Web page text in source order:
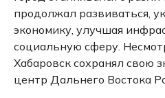
продолжал развиваться,
экономику, улучшая
социальную сферу.
Хабаровск сохранял свою
центр Дальнего Востока